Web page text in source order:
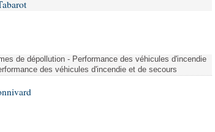
de dépollution - Performance des véhicules d'incendie
des véhicules d'incendie et de secours